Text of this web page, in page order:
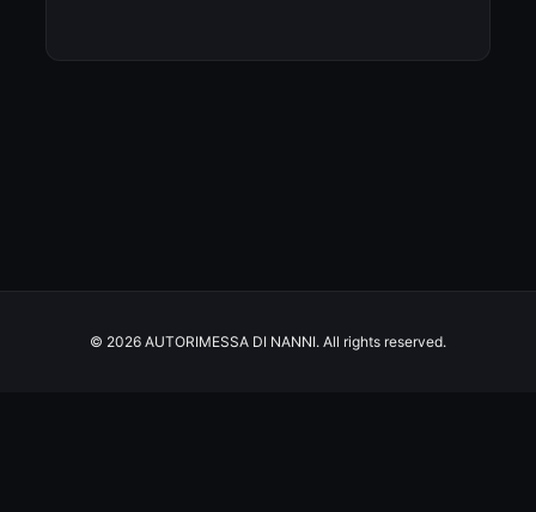
© 2026 AUTORIMESSA DI NANNI. All rights reserved.